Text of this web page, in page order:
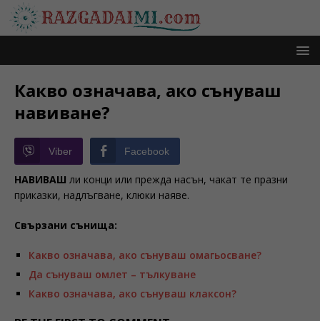
Какво означава, ако сънуваш
навиване?
Viber Facebook
НАВИВАШ ли конци или прежда насън, чакат те празни
приказки, надлъгване, клюки наяве.
Свързани сънища:
Какво означава, ако сънуваш омагьосване?
Да сънуваш омлет – тълкуване
Какво означава, ако сънуваш клаксон?